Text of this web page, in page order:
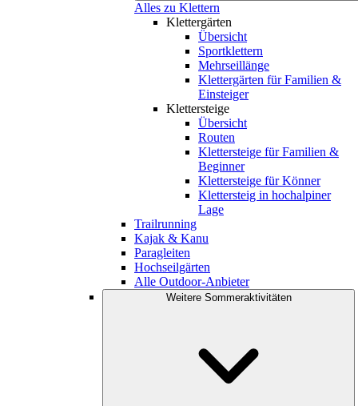
Alles zu Klettern
Klettergärten
Übersicht
Sportklettern
Mehrseillänge
Klettergärten für Familien &
Einsteiger
Klettersteige
Übersicht
Routen
Klettersteige für Familien &
Beginner
Klettersteige für Könner
Klettersteig in hochalpiner
Lage
Trailrunning
Kajak & Kanu
Paragleiten
Hochseilgärten
Alle Outdoor-Anbieter
Weitere Sommeraktivitäten